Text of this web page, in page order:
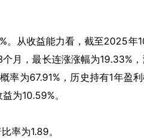
。从收益能力看，截至2025年
个月，最长连涨涨幅为19.33%
率为67.91% ，历史持有1年盈
益为10.59%。
率为1.89。